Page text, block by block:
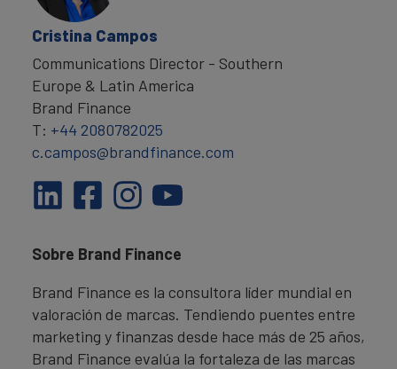
Cristina Campos
Communications Director - Southern
Europe & Latin America
Brand Finance
T: +44 2080782025
c.campos@brandfinance.com
Sobre Brand Finance
Brand Finance es la consultora líder mundial en
valoración de marcas. Tendiendo puentes entre
marketing y finanzas desde hace más de 25 años,
Brand Finance evalúa la fortaleza de las marcas